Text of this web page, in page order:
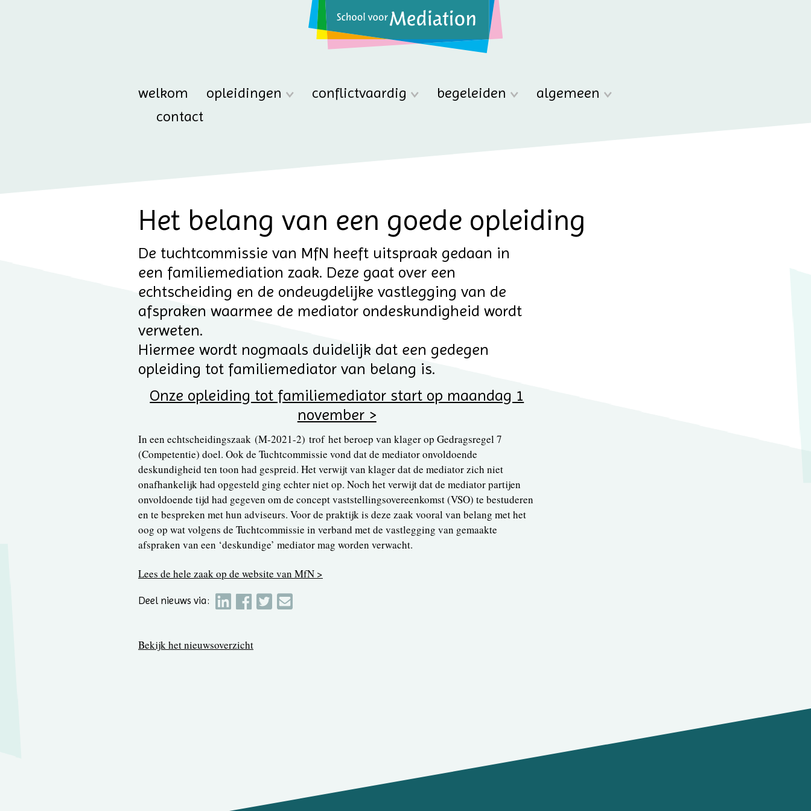
welkom opleidingen conflictvaardig begeleiden
algemeen
contact
Het belang van een goede opleiding
De tuchtcommissie van MfN heeft uitspraak gedaan in
een familiemediation zaak. Deze gaat over een
echtscheiding en de ondeugdelijke vastlegging van de
afspraken waarmee de mediator ondeskundigheid wordt
verweten.
Hiermee wordt nogmaals duidelijk dat een gedegen
opleiding tot familiemediator van belang is.
Onze opleiding tot familiemediator start op maandag 1
november >
In een echtscheidingszaak (M-2021-2) trof het beroep van klager op Gedragsregel 7
(Competentie) doel. Ook de Tuchtcommissie vond dat de mediator onvoldoende
deskundigheid ten toon had gespreid. Het verwijt van klager dat de mediator zich niet
onafhankelijk had opgesteld ging echter niet op. Noch het verwijt dat de mediator partijen
onvoldoende tijd had gegeven om de concept vaststellingsovereenkomst (VSO) te bestuderen
en te bespreken met hun adviseurs. Voor de praktijk is deze zaak vooral van belang met het
oog op wat volgens de Tuchtcommissie in verband met de vastlegging van gemaakte
afspraken van een ‘deskundige’ mediator mag worden verwacht.
Lees de hele zaak op de website van MfN >
Deel nieuws via:
Bekijk het nieuwsoverzicht